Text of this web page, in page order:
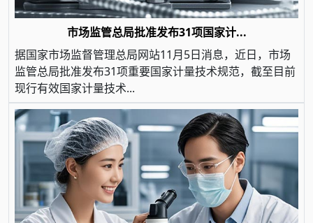
市场监管总局批准发布31项国家计...
据国家市场监督管理总局网站11月5日消息，近日，市场
监管总局批准发布31项重要国家计量技术规范，截至目前
现行有效国家计量技术...